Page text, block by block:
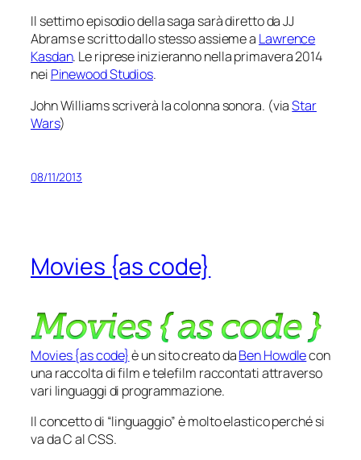
Il settimo episodio della saga sarà diretto da JJ
Abrams e scritto dallo stesso assieme a Lawrence
Kasdan. Le riprese inizieranno nella primavera 2014
nei Pinewood Studios.
John Williams scriverà la colonna sonora. (viaStar
Wars)
08/11/2013
Movies {as code}
Movies {as code}è un sito creato daBen Howdlecon
una raccolta di film e telefilm raccontati attraverso
vari linguaggi di programmazione.
Il concetto di “linguaggio” è molto elastico perché si
va da C al CSS.